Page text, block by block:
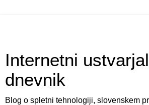
Internetni
dnevnik
Blog o spletni tehnologiji, slovenskem